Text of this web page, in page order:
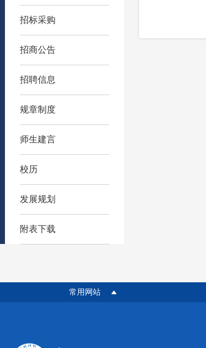
招标采购
招商公告
招聘信息
规章制度
师生建言
校历
发展规划
附表下载
常用网站